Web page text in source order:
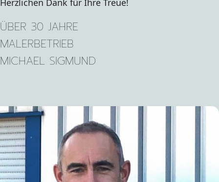
ÜBER 30 JAHRE
MALERBETRIEB
MICHAEL SIGMUND